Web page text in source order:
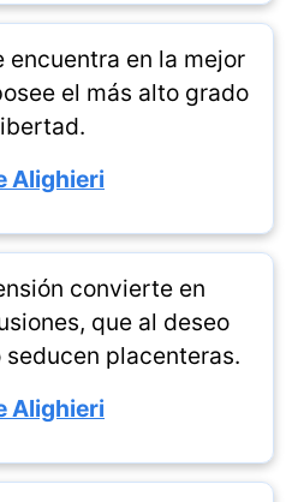
encuentra en la mejor
el más alto grado
Alighieri
convierte en
que al deseo
placenteras.
Alighieri